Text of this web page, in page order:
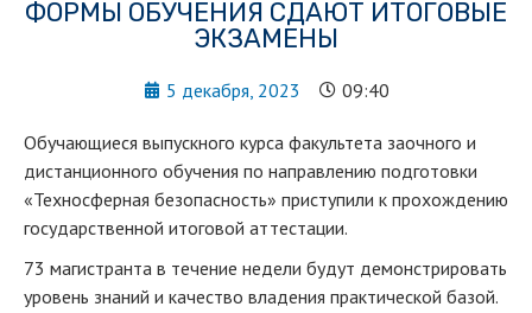
ФОРМЫ ОБУЧЕНИЯ СДАЮТ ИТОГОВЫЕ
ЭКЗАМЕНЫ
5 декабря, 2023 09:40
Обучающиеся выпускного курса факультета заочного и
дистанционного обучения по направлению подготовки
«Техносферная безопасность» приступили к прохождению
государственной итоговой аттестации.
73 магистранта в течение недели будут демонстрировать
уровень знаний и качество владения практической базой.